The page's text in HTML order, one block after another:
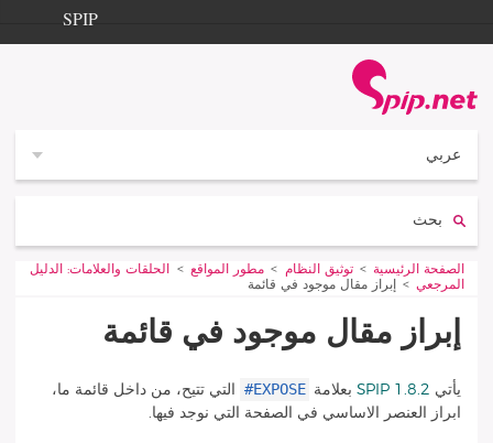
SPIP
عربي
Vous êtes ici :
الصفحة الرئيسية توثيق النظام مطور المواقع
الحلقات والعلامات: الدليل
المرجعي
إبراز مقال موجود في قائمة
إبراز مقال موجود في قائمة
يأتي SPIP 1.8.2بعلامة #EXPOSE
التي تتيح، من داخل قائمة ما،
ابراز العنصر الاساسي في الصفحة التي نوجد فيها.